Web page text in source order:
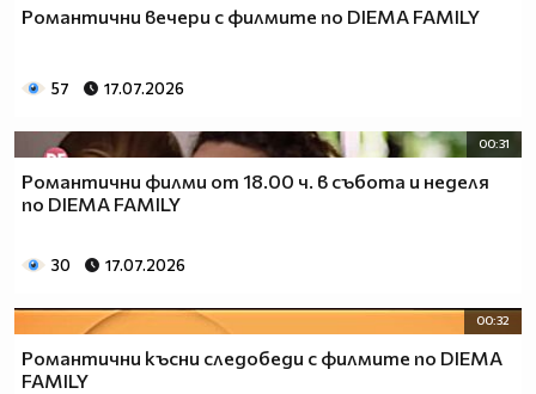
Романтични вечери с филмите по DIEMA FAMILY
57 17.07.2026
00:31
Романтични филми от 18.00 ч. в събота и неделя
по DIEMA FAMILY
30 17.07.2026
00:32
Романтични късни следобеди с филмите по DIEMA
FAMILY